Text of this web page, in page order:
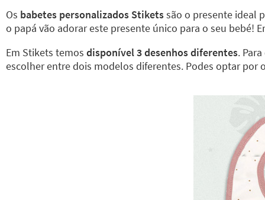
Os babetes personalizados Stiketssão o presente ideal
o papá vão adorar este presente único para o seu bebé!
Em Stikets temos disponível 3 desenhos diferentes.
escolher entre dois modelos diferentes. Podes optar por